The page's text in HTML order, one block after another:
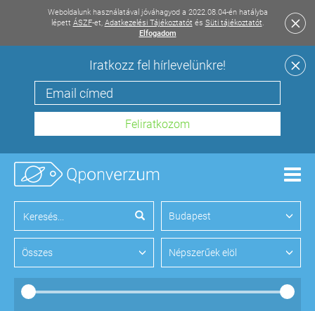
Weboldalunk használatával jóváhagyod a 2022.08.04-én hatályba
lépett ÁSZF-et, Adatkezelési Tájékoztatót és Süti tájékoztatót.
Elfogadom
Iratkozz fel hírlevelünkre!
Budapest
Összes Népszerűek elöl